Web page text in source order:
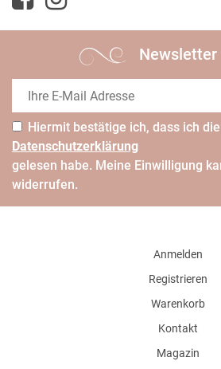
Newsletter
Hiermit bestätige ich, dass ich die
Daten­schutz­erklärung
gelesen habe. Meine Einwilligung
widerrufen.
Anmelden
Registrieren
Warenkorb
Kontakt
Magazin